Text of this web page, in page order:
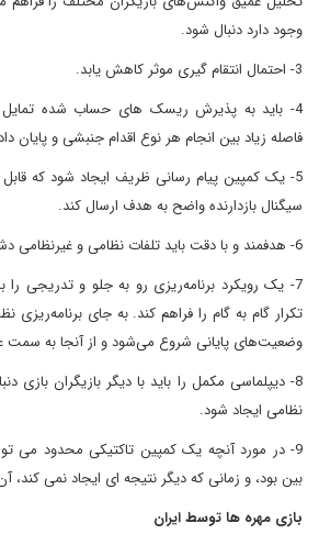
وجود دارد دنبال شود.
3- احتمال انتقام گیری موثر کاهش یابد.
4- باید به پذیرش ریسک های حساب شده
فاصله زیاد بین انجام هر نوع اقدام جنبشی و پایان
5- یک کمپین پیام رسانی ظریف ایجاد شود که
سیگنال بازدارنده واضح به هدف ارسال کند.
6- هدفمند و با دقت باید تلفات نظامی و غیرنظامی دشمن را محدود کرد.
7- یک رویکرد برنامه‌ریزی رو به جلو و تدریجی را
تکرار گام به گام را فراهم ‌کند. به جای برنامه‌ریزی
وضعیت‌های پایانی شروع می‌شود و از آنجا به
8- دیپلماسی مکمل را باید با دیگر بازیگران بازی
نظامی ایجاد شود.
9- در مورد آنچه یک کمپین تاکتیکی محدود می
بین بود، و زمانی که دیگر نتیجه ای ایجاد نمی کند،
بازی مهره ها توسط ایران